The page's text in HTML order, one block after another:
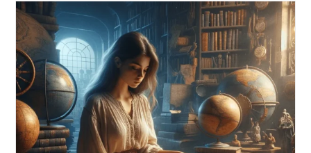
Lebensweise:
Chancen
Und
Verantwortung
In
Einer
Vernetzten
Welt.
Der
Einfluss
Der
Digitalisierung
Auf